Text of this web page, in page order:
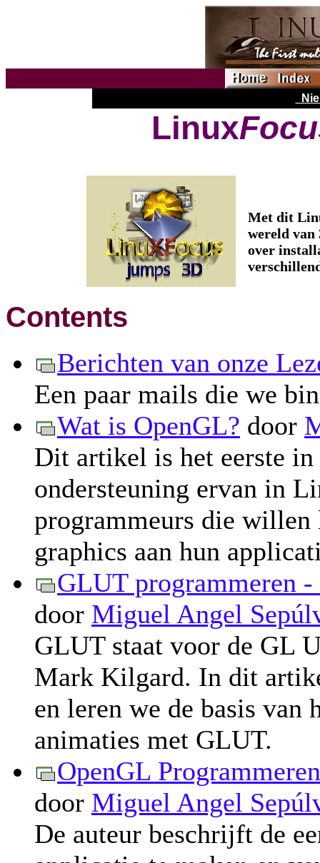
Linux
Met dit
wereld van
over
Contents
Berichten van onze
Een paar mails die we
Wat is OpenGL? door
Dit artikel is het eerste in
ondersteuning ervan in
programmeurs die willen
graphics aan hun
GLUT programmeren
door Miguel Angel
GLUT staat voor de GL
Mark Kilgard. In dit
en leren we de basis van
animaties met GLUT.
OpenGL
door Miguel Angel
De auteur beschrijft de